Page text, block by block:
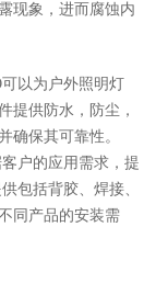
现象，进而腐蚀内
以为户外照明灯
提供防水，防尘，
确保其可靠性。
户的应用需求，提
包括背胶、焊接、
同产品的安装需